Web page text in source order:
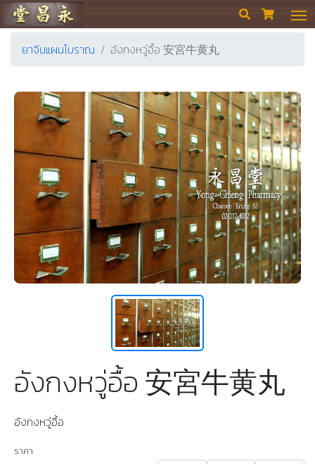
ร้านขายยา ย่งเชียงตึ๊ง  
ยาจีนแผนโบราณ อังกงหวู่อื้อ 安宮牛黄丸
อังกงหวู่อื้อ 安宮牛黄丸
อังกงหวู่อื้อ
ราคา